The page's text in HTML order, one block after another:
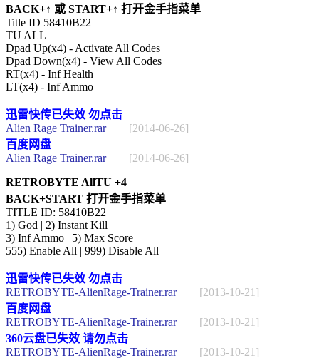
BACK+↑ 或 START+↑ 打开金手指菜单
Title ID 58410B22
TU ALL
Dpad Up(x4) - Activate All Codes
Dpad Down(x4) - View All Codes
RT(x4) - Inf Health
LT(x4) - Inf Ammo
迅雷快传已失效 勿点击
Alien Rage Trainer.rar
[2014-06-26]
百度网盘
Alien Rage Trainer.rar
[2014-06-26]
RETROBYTE AllTU +4
BACK+START 打开金手指菜单
TITLE ID: 58410B22
1) God | 2) Instant Kill
3) Inf Ammo | 5) Max Score
555) Enable All | 999) Disable All
迅雷快传已失效 勿点击
RETROBYTE-AlienRage-Trainer.rar
[2013-10-21]
百度网盘
RETROBYTE-AlienRage-Trainer.rar
[2013-10-21]
360云盘已失效 请勿点击
RETROBYTE-AlienRage-Trainer.rar
[2013-10-21]